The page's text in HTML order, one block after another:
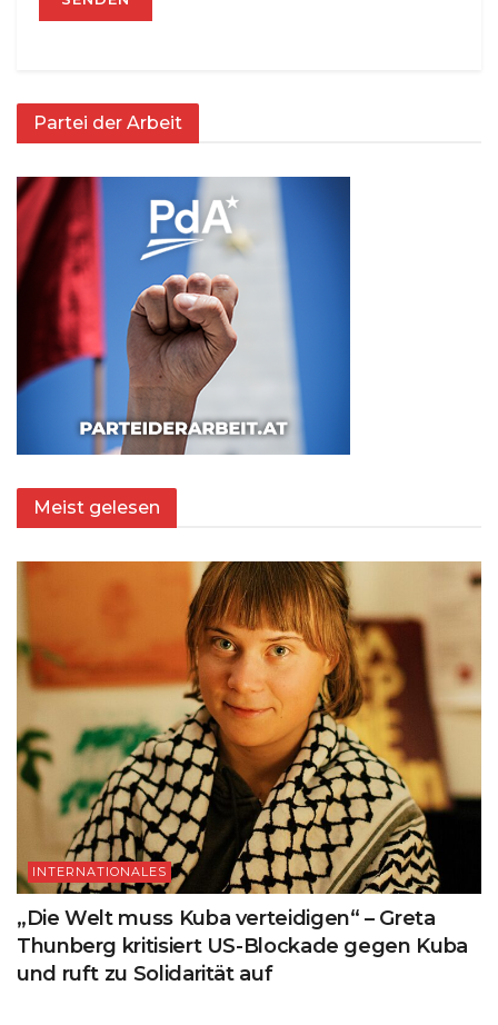
Partei der Arbeit
Meist gelesen
INTERNATIONALES
„Die Welt muss Kuba verteidigen“ – Greta
Thunberg kritisiert US-Blockade gegen Kuba
und ruft zu Solidarität auf